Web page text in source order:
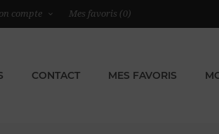
compte Mes favoris (0)
CONTACT MES FAVORIS